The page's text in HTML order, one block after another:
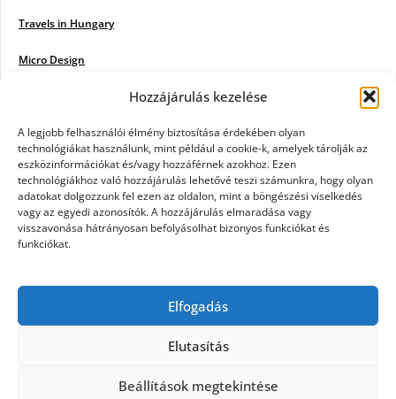
Hozzájárulás kezelése
A legjobb felhasználói élmény biztosítása érdekében olyan
technológiákat használunk, mint például a cookie-k, amelyek tárolják az
eszközinformációkat és/vagy hozzáférnek azokhoz. Ezen
technológiákhoz való hozzájárulás lehetővé teszi számunkra, hogy olyan
adatokat dolgozzunk fel ezen az oldalon, mint a böngészési viselkedés
vagy az egyedi azonosítók. A hozzájárulás elmaradása vagy
visszavonása hátrányosan befolyásolhat bizonyos funkciókat és
funkciókat.
Elfogadás
Elutasítás
Beállítások megtekintése
Travels in Hungary
Micro Design
Poiwiki
Öntözőrendszer
Jazz Steps
Unicorn Multipro